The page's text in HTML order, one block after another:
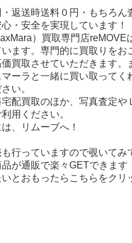
・返送時送料０円・もちろん
・安全を実現しています！
）買取専門店reMOVE
ます。専門的に買取りをお
買取させていただきます。
ーラと一緒に買い取ってく
い。
配買取のほか、写真査定や
用ください。
、リムーブへ！
行っていますので覗いてみ
が通販で楽々GETできます
とおもったらこちらをクリ